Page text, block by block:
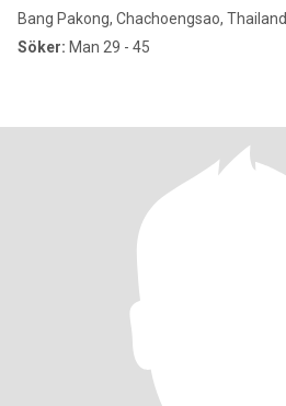
Bang Pakong, Chachoengsao, Thailand
Söker: Man 29 - 45